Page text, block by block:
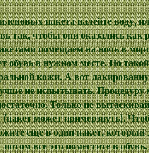
пакета налейте воду,
так, чтобы они оказались как
помещаем на ночь в
обувь в нужном месте. Но
кожи. А вот
не испытывать. Процедуру
Только не
(пакет может примерзнуть).
еще в один пакет, который
потом все это поместите в обувь.